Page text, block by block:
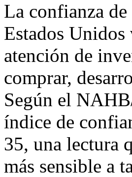
La confianza
Estados
atención de
comprar,
Según el
índice de
35, una lectura
más sensible a